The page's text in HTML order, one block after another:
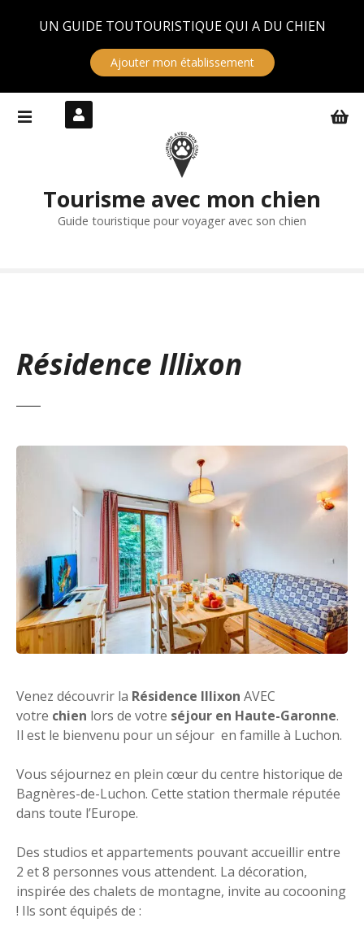
UN GUIDE TOUTOURISTIQUE QUI A DU CHIEN
Ajouter mon établissement
Tourisme avec mon chien
Guide touristique pour voyager avec son chien
Résidence Illixon
Venez découvrir la Résidence Illixon AVEC
votre chien lors de votre séjour en Haute-Garonne.
Il est le bienvenu pour un séjour en famille à Luchon.
Vous séjournez en plein cœur du centre historique de
Bagnères-de-Luchon. Cette station thermale réputée
dans toute l’Europe.
Des studios et appartements pouvant accueillir entre
2 et 8 personnes vous attendent. La décoration,
inspirée des chalets de montagne, invite au cocooning
! Ils sont équipés de :